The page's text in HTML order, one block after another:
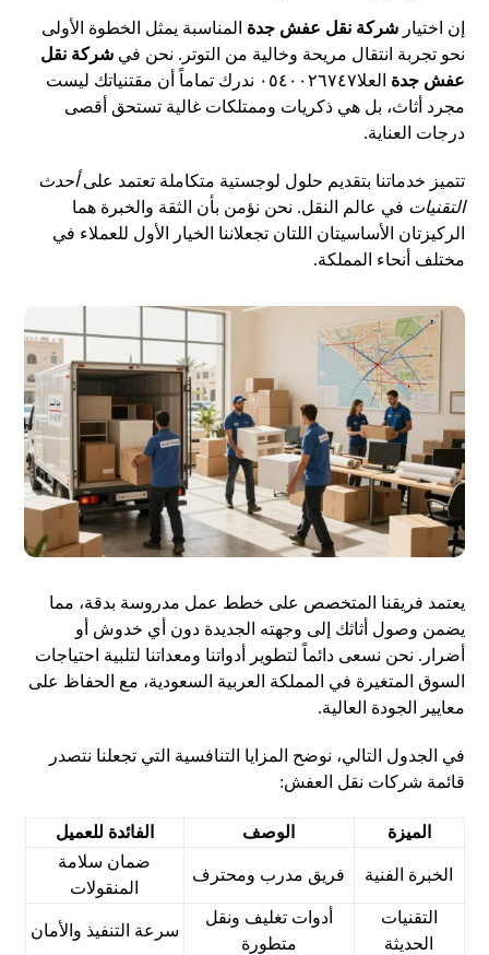
إن اختيارشركة نقل عفش جدة المناسبة يمثل الخطوة الأولى
نحو تجربة انتقال مريحة وخالية من التوتر. نحن فيشركة نقل
عفش جدة
العلا٠٥٤٠٠٢٦٧٤٧ ندرك تماماً أن مقتنياتك ليست
مجرد أثاث، بل هي ذكريات وممتلكات غالية تستحق أقصى
درجات العناية.
تتميز خدماتنا بتقديم حلول لوجستية متكاملة تعتمد علىأحدث
التقنيات في عالم النقل. نحن نؤمن بأن الثقة والخبرة هما
الركيزتان الأساسيتان اللتان تجعلاننا الخيار الأول للعملاء في
مختلف أنحاء المملكة.
يعتمد فريقنا المتخصص على خطط عمل مدروسة بدقة، مما
يضمن وصول أثاثك إلى وجهته الجديدة دون أي خدوش أو
أضرار. نحن نسعى دائماً لتطوير أدواتنا ومعداتنا لتلبية احتياجات
السوق المتغيرة في المملكة العربية السعودية، مع الحفاظ على
معايير الجودة العالية.
في الجدول التالي، نوضح المزايا التنافسية التي تجعلنا نتصدر
قائمة شركات نقل العفش:
الميزة الوصف الفائدة للعميل
الخبرة الفنية فريق مدرب ومحترف
ضمان سلامة
المنقولات
التقنيات
الحديثة
أدوات تغليف ونقل
متطورة
سرعة التنفيذ والأمان